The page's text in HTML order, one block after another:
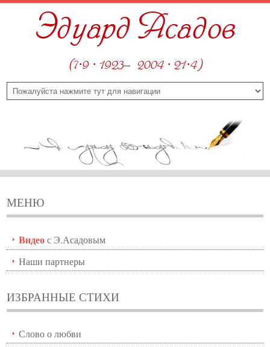
Эдуард Асадов
(7·9 · 1923—2004 · 21·4)
МЕНЮ
Видеос Э.Асадовым
Наши партнеры
ИЗБРАННЫЕ СТИХИ
Слово о любви